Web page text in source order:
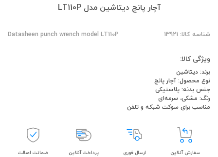
آچار پانچ دیتاشین مدل LT110P
شناسه کالا: 13921 Datasheen punch wrench model LT110P
ویژگی کالا:
برند: دیتاشین
نوع محصول: آچار پانچ
جنس بدنه: پلاستیکی
رنگ: مشکی، سرمه‌ای
مناسب برای سوکت شبکه و تلفن
سفارش آنلاین ارسال فوری پرداخت آنلاین ضمانت اصالت